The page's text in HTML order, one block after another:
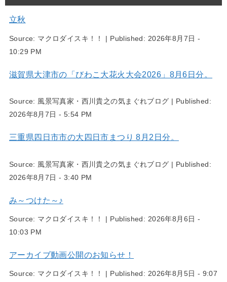
立秋
Source: マクロダイスキ！！ | Published: 2026年8月7日 -
10:29 PM
滋賀県大津市の「びわこ大花火大会2026」8月6日分。
Source: 風景写真家・西川貴之の気まぐれブログ | Published:
2026年8月7日 - 5:54 PM
三重県四日市市の大四日市まつり 8月2日分。
Source: 風景写真家・西川貴之の気まぐれブログ | Published:
2026年8月7日 - 3:40 PM
み～つけた～♪
Source: マクロダイスキ！！ | Published: 2026年8月6日 -
10:03 PM
アーカイブ動画公開のお知らせ！
Source: マクロダイスキ！！ | Published: 2026年8月5日 - 9:07